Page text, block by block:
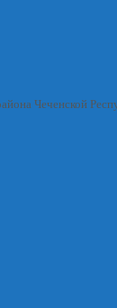
Чеченской